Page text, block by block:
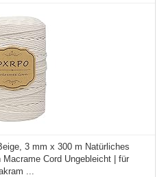
3 mm x 300 m Natürliches
Macrame Cord Ungebleicht | für
...